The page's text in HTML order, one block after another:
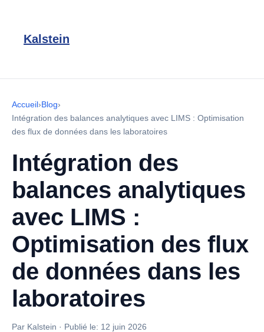
Kalstein
Accueil›Blog›
Intégration des balances analytiques avec LIMS : Optimisation
des flux de données dans les laboratoires
Intégration des
balances analytiques
avec LIMS :
Optimisation des flux
de données dans les
laboratoires
Par Kalstein · Publié le: 12 juin 2026